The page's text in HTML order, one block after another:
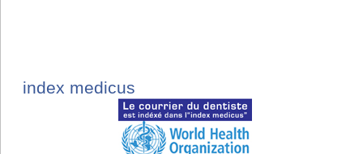
index medicus